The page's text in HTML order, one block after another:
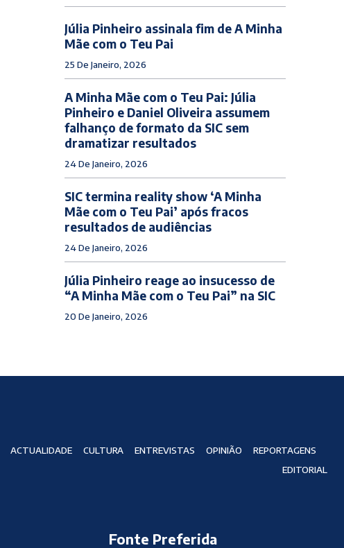
Júlia Pinheiro assinala fim de A Minha
Mãe com o Teu Pai
25 De Janeiro, 2026
A Minha Mãe com o Teu Pai: Júlia
Pinheiro e Daniel Oliveira assumem
falhanço de formato da SIC sem
dramatizar resultados
24 De Janeiro, 2026
SIC termina reality show ‘A Minha
Mãe com o Teu Pai’ após fracos
resultados de audiências
24 De Janeiro, 2026
Júlia Pinheiro reage ao insucesso de
“A Minha Mãe com o Teu Pai” na SIC
20 De Janeiro, 2026
ACTUALIDADE CULTURA ENTREVISTAS OPINIÃO
REPORTAGENS
EDITORIAL
Fonte Preferida